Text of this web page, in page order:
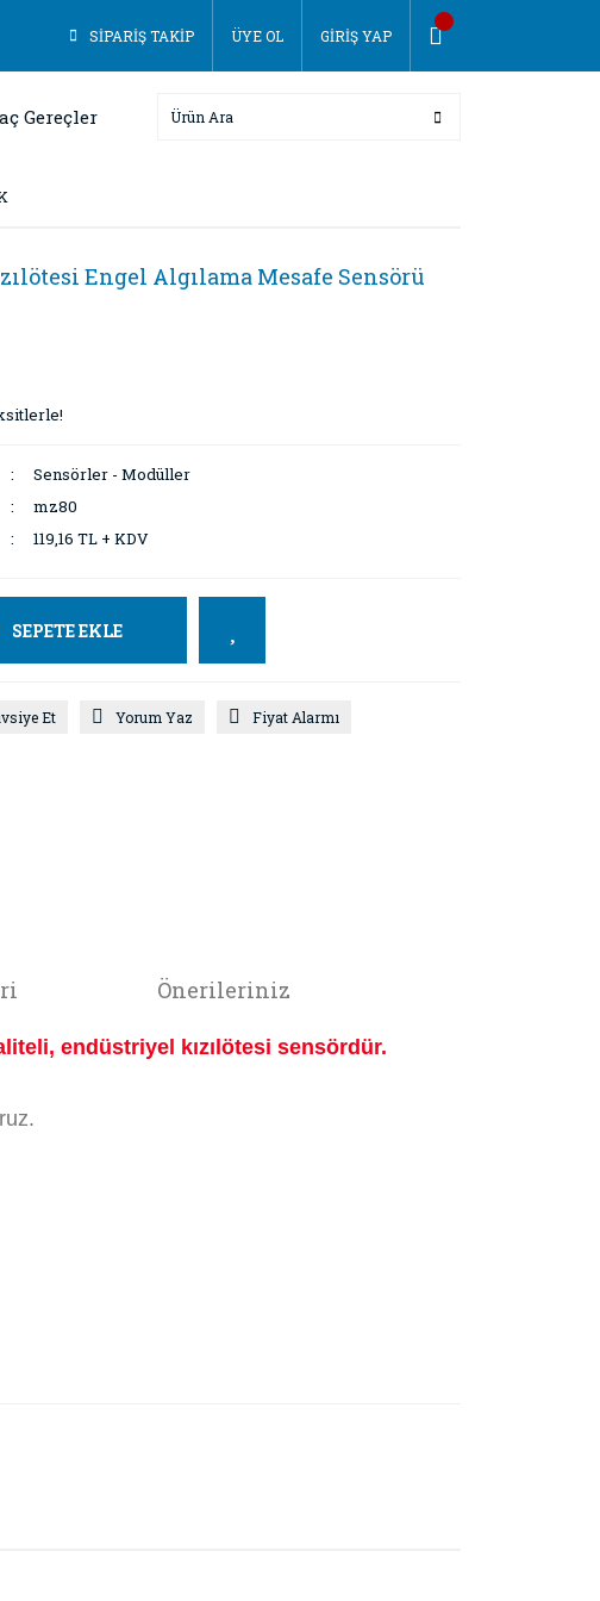
SİPARİŞ TAKİP ÜYE OL GİRİŞ YAP
Gereçler
Engel Algılama Mesafe Sensörü
Sensörler - Modüller
mz80
119,16 TL + KDV
SEPETE EKLE
Et Yorum Yaz Fiyat Alarmı
Önerileriniz
endüstriyel kızılötesi sensördür.